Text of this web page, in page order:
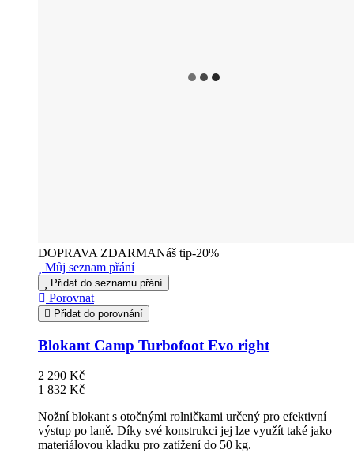
DOPRAVA ZDARMANáš tip-20%
Můj seznam přání
Přidat do seznamu přání
Porovnat
Přidat do porovnání
Blokant Camp Turbofoot Evo right
2 290 Kč
1 832 Kč
Nožní blokant s otočnými rolničkami určený pro efektivní
výstup po laně. Díky své konstrukci jej lze využít také jako
materiálovou kladku pro zatížení do 50 kg.